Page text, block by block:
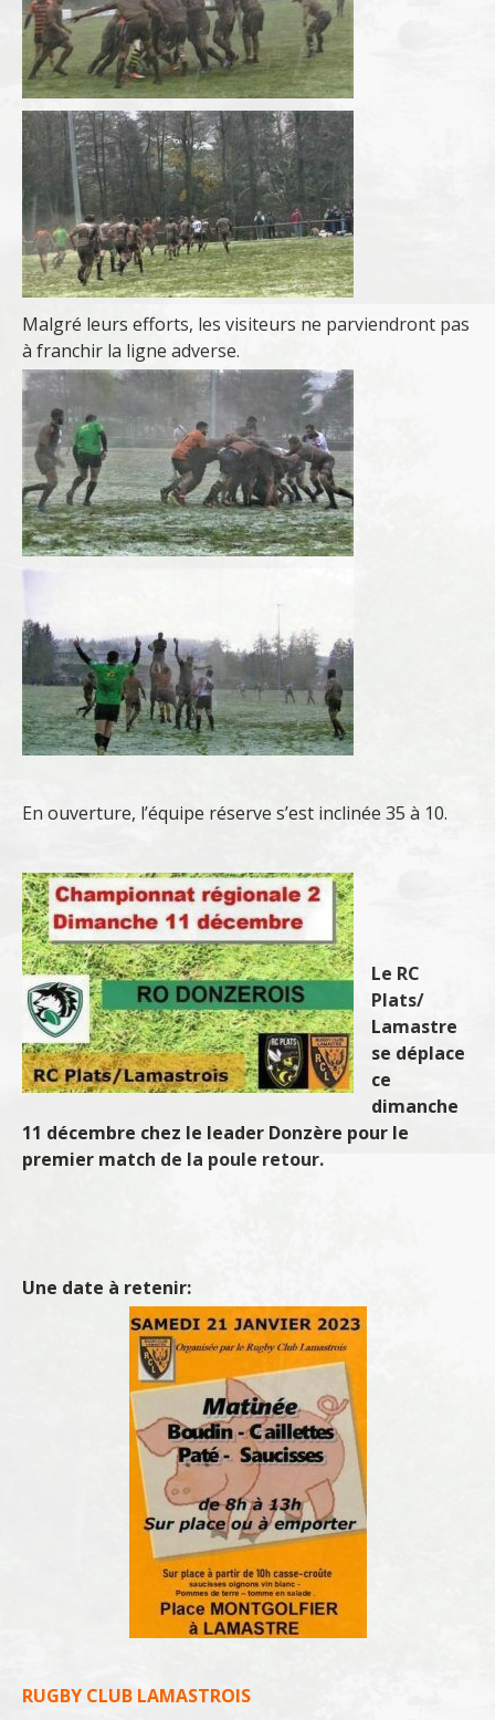
Malgré leurs efforts, les visiteurs ne parviendront pas
à franchir la ligne adverse.
En ouverture, l’équipe réserve s’est inclinée 35 à 10.
Le RC
Plats/
Lamastre
se déplace
ce
dimanche
11 décembre chez le leader Donzère pour le
premier match de la poule retour.
Une date à retenir:
RUGBY CLUB LAMASTROIS‍